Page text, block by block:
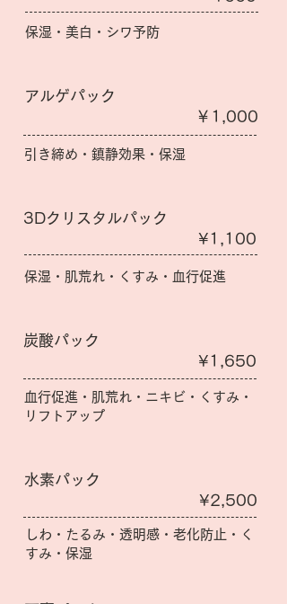
保湿・美白・シワ予防
アルゲパック
​￥1,000
引き締め・鎮静効果・保湿
3Dクリスタルパック
¥1,100
保湿・肌荒れ・くすみ・血行促進
炭酸パック
¥1,650
血行促進・肌荒れ・ニキビ・くすみ・
リフトアップ
水素パック
¥2,500
しわ・たるみ・透明感・老化防止・く
すみ・保湿